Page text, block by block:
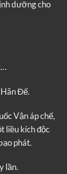
dưỡng cho
Đế.
Vận áp chế,
liều kích độc
phát.
lần.